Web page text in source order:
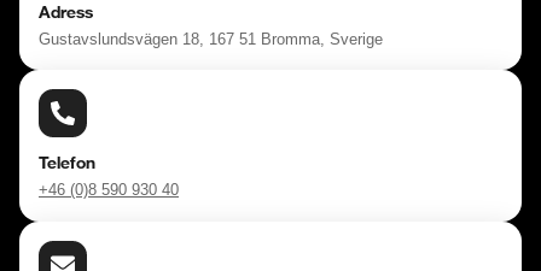
Adress
Gustavslundsvägen 18, 167 51 Bromma, Sverige
Telefon
+46 (0)8 590 930 40